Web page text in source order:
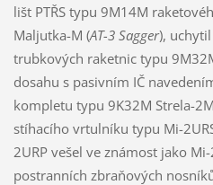
lišt PTŘS typu 9M14M
Maljutka-M (AT-3 Sagger),
trubkových raketnic typu
dosahu s pasivním IČ
kompletu typu 9K32M Strela-
stíhacího vrtulníku typu Mi-
2URP vešel ve známost jako
postranních zbraňových